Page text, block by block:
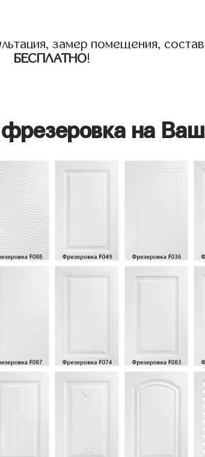
замер помещения,
БЕСПЛАТНО!
на